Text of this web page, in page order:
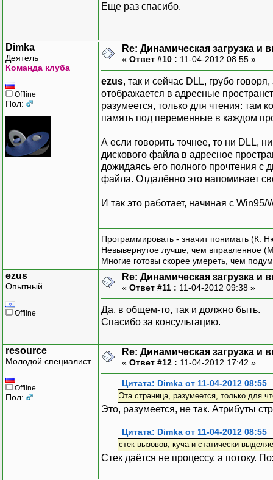
Еще раз спасибо.
Dimka
Деятель
Команда клуба
Offline
Пол:
Re: Динамическая загрузка и
« Ответ #10 : 11-04-2012 08:55 »
ezus, так и сейчас DLL, грубо
отображается в адресные
разумеется, только для чтения: там
память под переменные в каждом
А если говорить точнее, то ни DLL,
дискового файла в адресное
дожидаясь его полного прочтения с
файла. Отдалённо это напоминает
И так это работает, начиная с Win95/
Программировать - значит понимать (К.
Невывернутое лучше, чем вправленное
Многие готовы скорее умереть, чем
ezus
Опытный
Offline
Re: Динамическая загрузка и
« Ответ #11 : 11-04-2012 09:38 »
Да, в общем-то, так и должно быть.
Спасибо за консультацию.
resource
Молодой специалист
Offline
Пол:
Re: Динамическая загрузка и
« Ответ #12 : 11-04-2012 17:42 »
Цитата: Dimka от 11-04-2012 08:55
Эта страница, разумеется, только для
Это, разумеется, не так. Атрибуты
Цитата: Dimka от 11-04-2012 08:55
стек вызовов, куча и статически
Стек даётся не процессу, а потоку.